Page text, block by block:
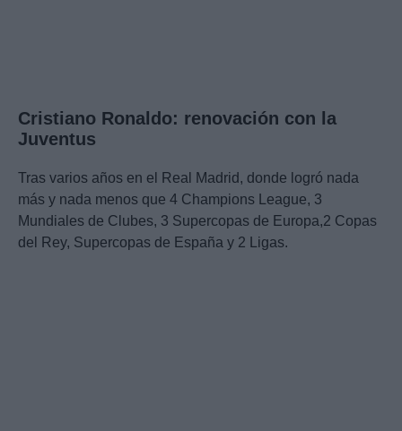
Cristiano Ronaldo: renovación con la
Juventus
Tras varios años en el Real Madrid, donde logró nada
más y nada menos que 4 Champions League, 3
Mundiales de Clubes, 3 Supercopas de Europa,2 Copas
del Rey, Supercopas de España y 2 Ligas.